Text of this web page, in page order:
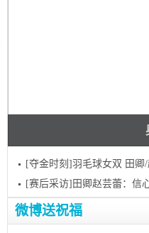
[夺金时刻]羽毛球女双 田卿
[赛后采访]田卿赵芸蕾：信
微博送祝福